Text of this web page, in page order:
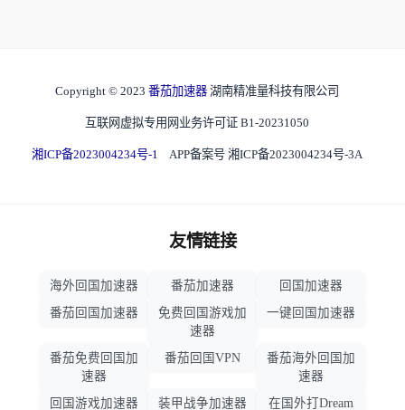
Copyright © 2023 番茄加速器 湖南精准量科技有限公司
互联网虚拟专用网业务许可证 B1-20231050
湘ICP备2023004234号-1 APP备案号 湘ICP备2023004234号-3A
友情链接
海外回国加速器 番茄加速器
回国加速器
番茄回国加速器
免费回国游戏加
速器
一键回国加速器
番茄免费回国加
速器
番茄回国VPN
番茄海外回国加
速器
回国游戏加速器
装甲战争加速器 在国外打Dream